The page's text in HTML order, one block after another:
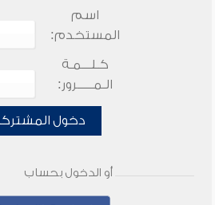
اسم
المستخدم:
كـلـــمـة
الـمـــــرور:
دخول
أو الدخول بحساب